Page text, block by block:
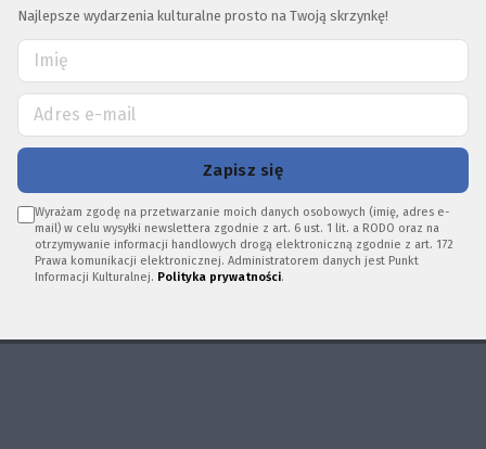
Najlepsze wydarzenia kulturalne prosto na Twoją skrzynkę!
Zapisz się
Wyrażam zgodę na przetwarzanie moich danych osobowych (imię, adres e-
mail) w celu wysyłki newslettera zgodnie z art. 6 ust. 1 lit. a RODO oraz na
otrzymywanie informacji handlowych drogą elektroniczną zgodnie z art. 172
Prawa komunikacji elektronicznej. Administratorem danych jest Punkt
Informacji Kulturalnej. Polityka prywatności.